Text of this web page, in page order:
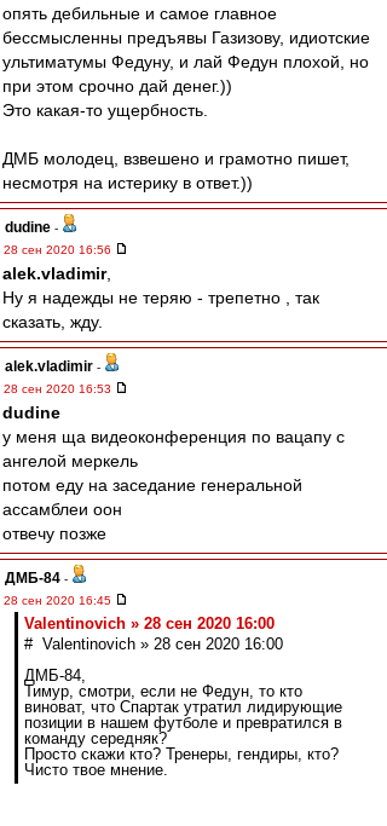
опять дебильные и самое главное
бессмысленны предъявы Газизову, идиотские
ультиматумы Федуну, и лай Федун плохой, но
при этом срочно дай денег.))
Это какая-то ущербность.
ДМБ молодец, взвешено и грамотно пишет,
несмотря на истерику в ответ.))
dudine -
28 сен 2020 16:56
alek.vladimir,
Ну я надежды не теряю - трепетно , так
сказать, жду.
alek.vladimir -
28 сен 2020 16:53
dudine
у меня ща видеоконференция по вацапу с
ангелой меркель
потом еду на заседание генеральной
ассамблеи оон
отвечу позже
ДМБ-84 -
28 сен 2020 16:45
Valentinovich » 28 сен 2020 16:00
# Valentinovich » 28 сен 2020 16:00
ДМБ-84,
Тимур, смотри, если не Федун, то кто
виноват, что Спартак утратил лидирующие
позиции в нашем футболе и превратился в
команду середняк?
Просто скажи кто? Тренеры, гендиры, кто?
Чисто твое мнение.